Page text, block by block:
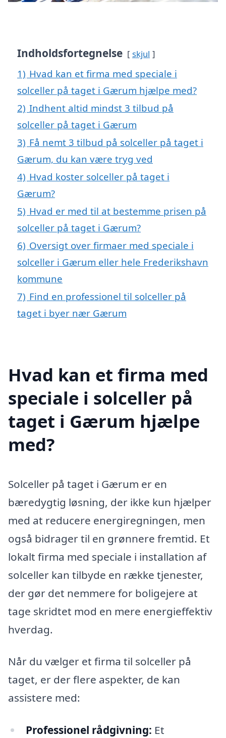
Indholdsfortegnelse skjul
1) Hvad kan et firma med speciale i
solceller på taget i Gærum hjælpe med?
2) Indhent altid mindst 3 tilbud på
solceller på taget i Gærum
3) Få nemt 3 tilbud på solceller på taget i
Gærum, du kan være tryg ved
4) Hvad koster solceller på taget i
Gærum?
5) Hvad er med til at bestemme prisen på
solceller på taget i Gærum?
6) Oversigt over firmaer med speciale i
solceller i Gærum eller hele Frederikshavn
kommune
7) Find en professionel til solceller på
taget i byer nær Gærum
Hvad kan et firma med
speciale i solceller på
taget i Gærum hjælpe
med?
Solceller på taget i Gærum er en
bæredygtig løsning, der ikke kun hjælper
med at reducere energiregningen, men
også bidrager til en grønnere fremtid. Et
lokalt firma med speciale i installation af
solceller kan tilbyde en række tjenester,
der gør det nemmere for boligejere at
tage skridtet mod en mere energieffektiv
hverdag.
Når du vælger et firma til solceller på
taget, er der flere aspekter, de kan
assistere med:
Professionel rådgivning: Et